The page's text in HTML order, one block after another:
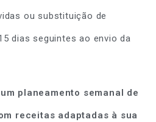
ou substituição de
dias seguintes ao envio da
planeamento semanal de
receitas adaptadas à sua